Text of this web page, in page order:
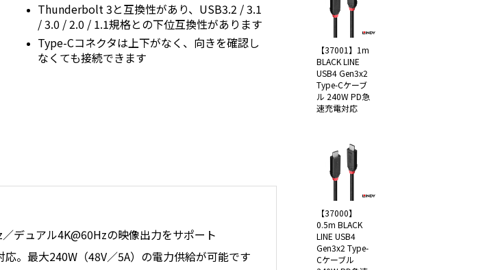
Thunderbolt 3と互換性があり、USB3.2 / 3.1
/ 3.0 / 2.0 / 1.1規格との下位互換性があります
Type-Cコネクタは上下がなく、向きを確認し
なくても接続できます
デュアル4K@60Hzの映像出力をサポート
。最大240W（48V／5A）の電力供給が可能です
【37001】1m
BLACK LINE
USB4 Gen3x2
Type-Cケーブ
ル 240W PD急
速充電対応
【37000】
0.5m BLACK
LINE USB4
Gen3x2 Type-
Cケーブル